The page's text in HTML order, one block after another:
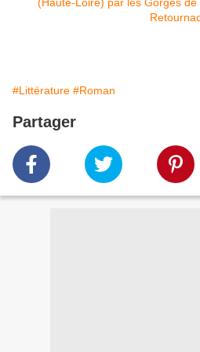
#Littérature #Roman
Partager